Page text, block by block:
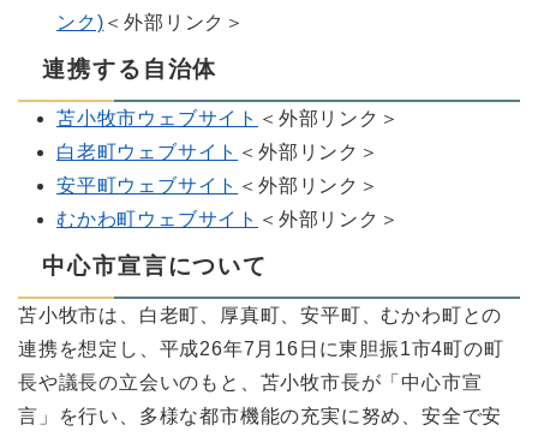
ンク) ＜外部リンク＞
連携する自治体
苫小牧市ウェブサイト ＜外部リンク＞
白老町ウェブサイト ＜外部リンク＞
安平町ウェブサイト ＜外部リンク＞
むかわ町ウェブサイト ＜外部リンク＞
中心市宣言について
苫小牧市は、白老町、厚真町、安平町、むかわ町との
連携を想定し、平成26年7月16日に東胆振1市4町の町
長や議長の立会いのもと、苫小牧市長が「中心市宣
言」を行い、多様な都市機能の充実に努め、安全で安